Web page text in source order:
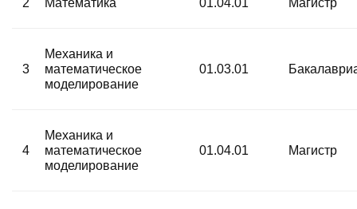
2 Математика 01.04.01 Магистр
3
Механика и
математическое
моделирование
01.03.01
4
Механика и
математическое
моделирование
01.04.01 Магистр